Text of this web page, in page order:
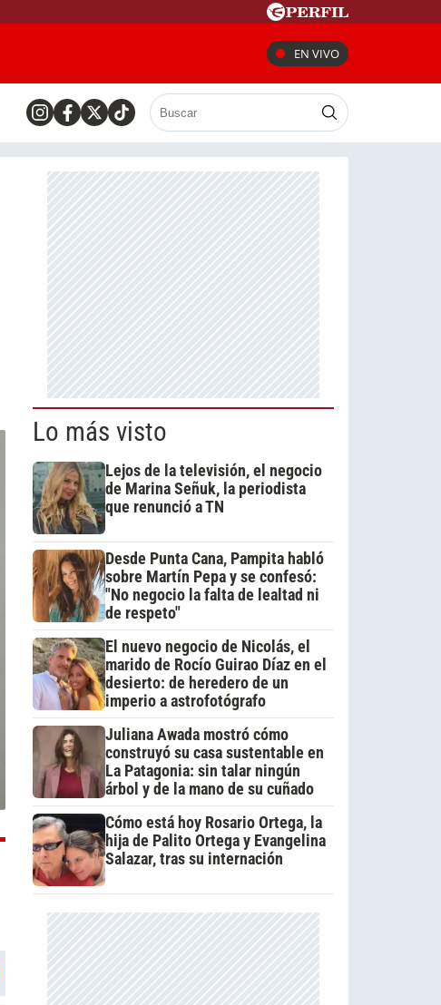
EN VIVO
Lo más visto
Lejos de la televisión, el negocio
de Marina Señuk, la periodista
que renunció a TN
Desde Punta Cana, Pampita habló
sobre Martín Pepa y se confesó:
"No negocio la falta de lealtad ni
de respeto"
El nuevo negocio de Nicolás, el
marido de Rocío Guirao Díaz en el
desierto: de heredero de un
imperio a astrofotógrafo
Juliana Awada mostró cómo
construyó su casa sustentable en
La Patagonia: sin talar ningún
árbol y de la mano de su cuñado
Cómo está hoy Rosario Ortega, la
hija de Palito Ortega y Evangelina
Salazar, tras su internación